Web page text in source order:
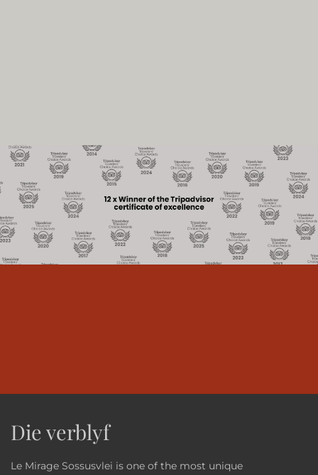
Die verblyf
Le Mirage Sossusvlei is one of the most unique